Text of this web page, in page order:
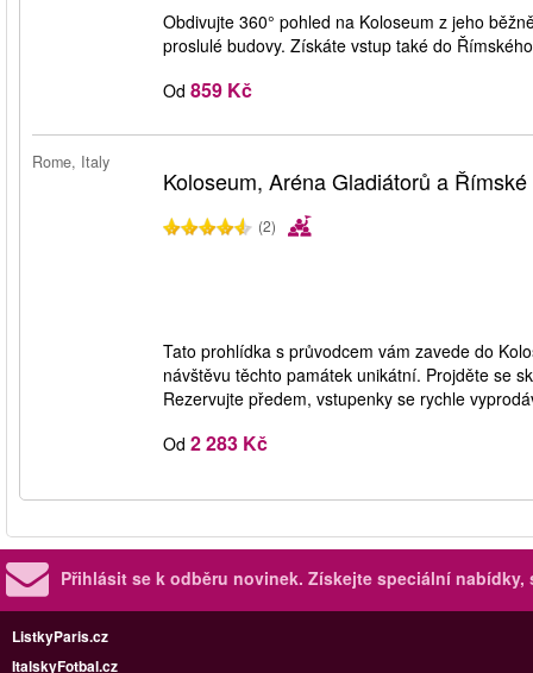
Obdivujte 360° pohled na Koloseum z jeho
proslulé budovy. Získáte vstup také do
Od 859 Kč
Rome, Italy
Koloseum, Aréna Gladiátorů a
(2)
Tato prohlídka s průvodcem vám zavede do
návštěvu těchto památek unikátní. Projděte se
Rezervujte předem, vstupenky se rychle
Od 2 283 Kč
Přihlásit se k odběru novinek. Získejte speciální nabídky,
ListkyParis.cz
ItalskyFotbal.cz